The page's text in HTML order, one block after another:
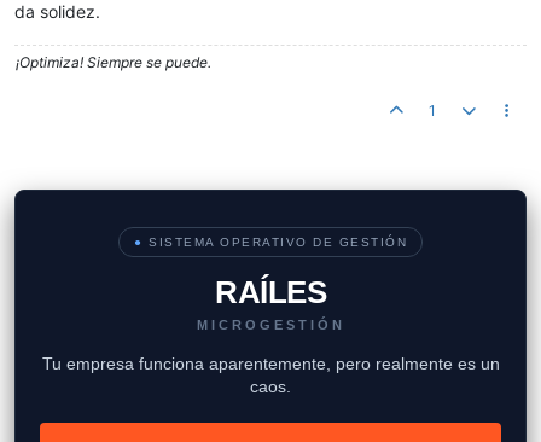
da solidez.
¡Optimiza! Siempre se puede.
1
● SISTEMA OPERATIVO DE GESTIÓN
RAÍLES
MICROGESTIÓN
Tu empresa funciona aparentemente, pero realmente es un
caos.